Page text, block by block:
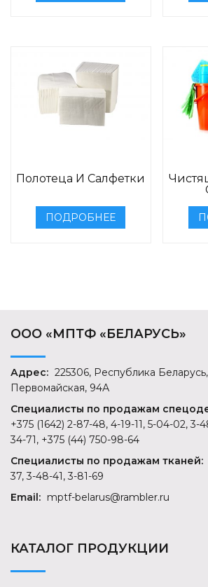
Полотеца И Салфетки
ПОДРОБНЕЕ
ООО «МПТФ «БЕЛАРУСЬ»
Адрес: 225306, Республика
Первомайская, 94А
Специалисты по продажам
+375 (1642) 2-87-48, 4-19-11, 5-04-02, 3-
34-71, +375 (44) 750-98-64
Специалисты по продажам тканей:
37, 3-48-41, 3-81-69
Email: mptf-belarus@rambler.ru
КАТАЛОГ ПРОДУКЦИИ